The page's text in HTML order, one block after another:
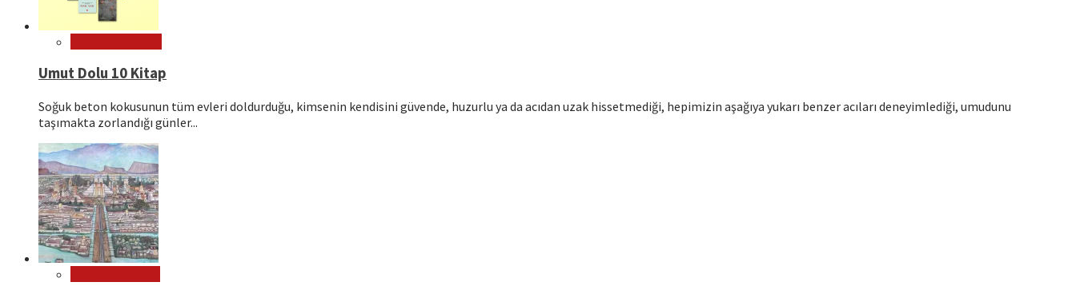
Umut Dolu 10 Kitap
Soğuk beton kokusunun tüm evleri doldurduğu, kimsenin kendisini güvende, huzurlu ya da acıdan uzak hissetmediği, hepimizin aşağıya yukarı benzer acıları deneyimlediği, umudunu
taşımakta zorlandığı günler...